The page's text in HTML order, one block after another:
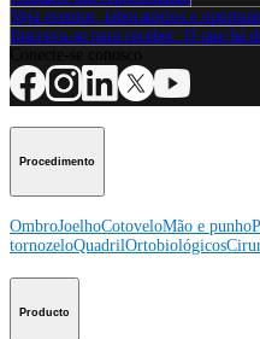
Veja eventos, laboratórios e
Inscreva-se para receber: O que há
Procedimento
OmbroJoelhoCotoveloMão e punho
tornozeloQuadrilOrtobiológicos
Producto